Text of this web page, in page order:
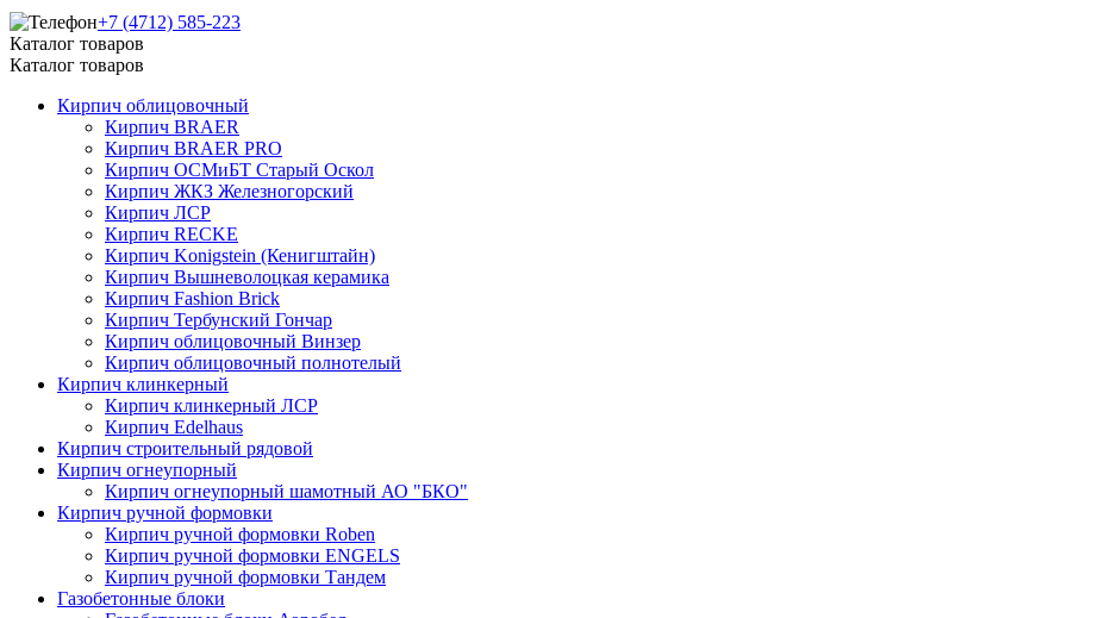
+7 (4712) 585-223
Каталог товаров
Каталог товаров
Кирпич облицовочный
Кирпич BRAER
Кирпич BRAER PRO
Кирпич ОСМиБТ Старый Оскол
Кирпич ЖКЗ Железногорский
Кирпич ЛСР
Кирпич RECKE
Кирпич Konigstein (Кенигштайн)
Кирпич Вышневолоцкая керамика
Кирпич Fashion Brick
Кирпич Тербунский Гончар
Кирпич облицовочный Винзер
Кирпич облицовочный полнотелый
Кирпич клинкерный
Кирпич клинкерный ЛСР
Кирпич Edelhaus
Кирпич строительный рядовой
Кирпич огнеупорный
Кирпич огнеупорный шамотный АО "БКО"
Кирпич ручной формовки
Кирпич ручной формовки Roben
Кирпич ручной формовки ENGELS
Кирпич ручной формовки Тандем
Газобетонные блоки